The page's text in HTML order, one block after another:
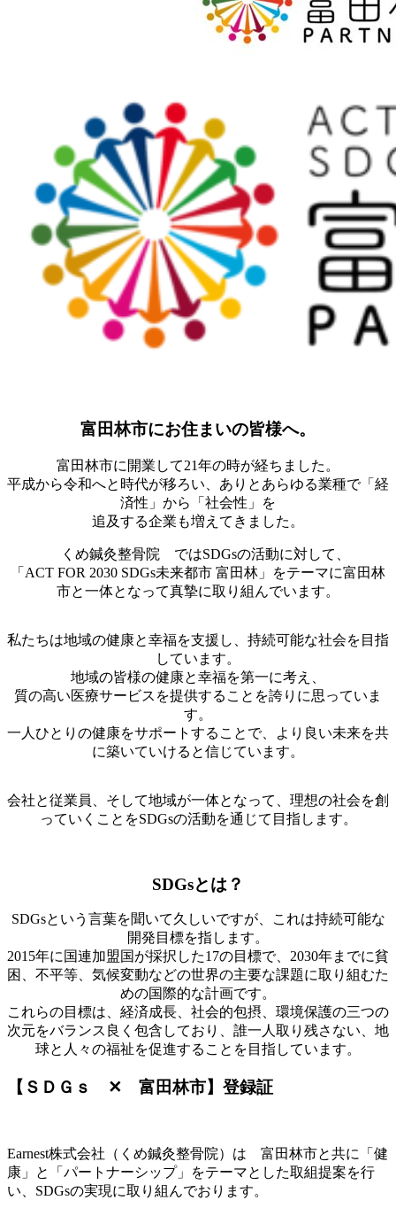
富田林市にお住まいの皆様へ。
富田林市に開業して21年の時が経ちました。
平成から令和へと時代が移ろい、ありとあらゆる業種で「経
済性」から「社会性」を
追及する企業も増えてきました。
くめ鍼灸整骨院 ではSDGsの活動に対して、
「ACT FOR 2030 SDGs未来都市 富田林」をテーマに富田林
市と一体となって真摯に取り組んでいます。
私たちは地域の健康と幸福を支援し、持続可能な社会を目指
しています。
地域の皆様の健康と幸福を第一に考え、
質の高い医療サービスを提供することを誇りに思っていま
す。
一人ひとりの健康をサポートすることで、より良い未来を共
に築いていけると信じています。
会社と従業員、そして地域が一体となって、理想の社会を創
っていくことをSDGsの活動を通じて目指します。
SDGsとは？
SDGsという言葉を聞いて久しいですが、これは持続可能な
開発目標を指します。
2015年に国連加盟国が採択した17の目標で、 2030年までに貧
困、不平等、気候変動などの世界の主要な課題に取り組むた
めの国際的な計画です。
これらの目標は、経済成長、社会的包摂、環境保護の三つの
次元をバランス良く包含しており、誰一人取り残さない、地
球と人々の福祉を促進することを目指しています。
【ＳＤＧｓ ✕ 富田林市】登録証
Earnest株式会社（くめ鍼灸整骨院）は 富田林市と共に「健
康」と「パートナーシップ」をテーマとした取組提案を行
い、SDGsの実現に取り組んでおります。